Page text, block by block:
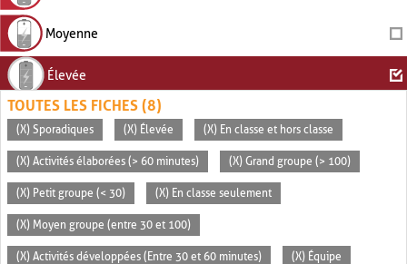
Moyenne
Élevée
TOUTES LES FICHES (8)
(X) Sporadiques (X) Élevée (X) En classe et hors classe
(X) Activités élaborées (> 60 minutes) (X) Grand groupe (> 100)
(X) Petit groupe (< 30) (X) En classe seulement
(X) Moyen groupe (entre 30 et 100)
(X) Activités développées (Entre 30 et 60 minutes) (X) Équipe